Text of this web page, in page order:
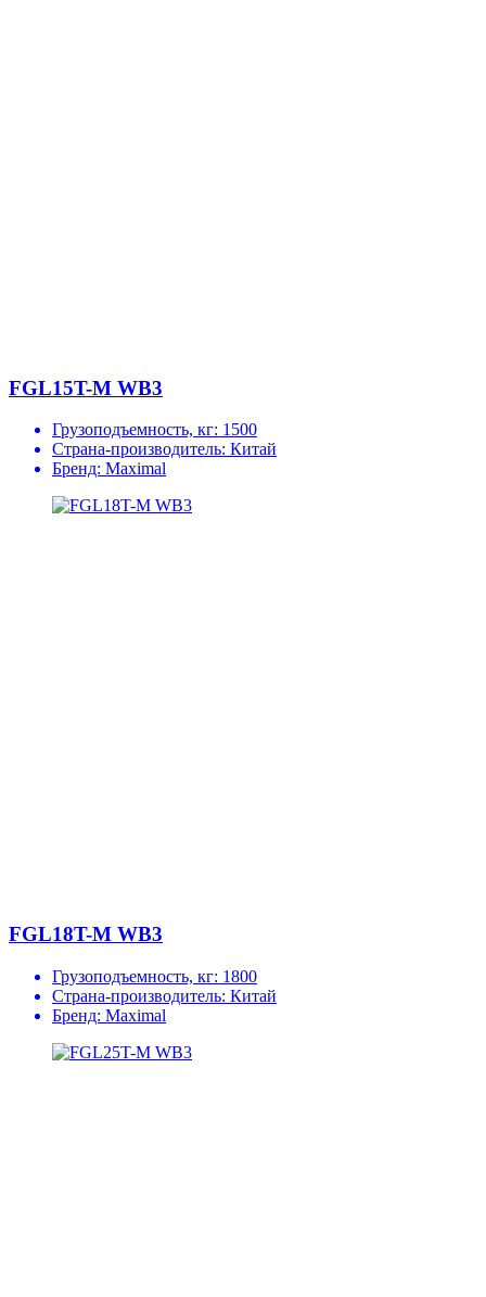
FGL15T-M WB3
Грузоподъемность, кг: 1500
Страна-производитель: Китай
Бренд: Maximal
FGL18T-M WB3
Грузоподъемность, кг: 1800
Страна-производитель: Китай
Бренд: Maximal